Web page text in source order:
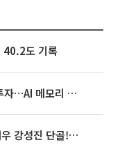
도 기록
SK하이닉스, 용인·청주에 54조 투자…AI 메모리 생산기지 키운다
'2TV 생생정보' 오늘방송맛집- 배우 강성진 단골! 쌀국수ㆍ푸팟퐁 커리 맛집 '블○○○'